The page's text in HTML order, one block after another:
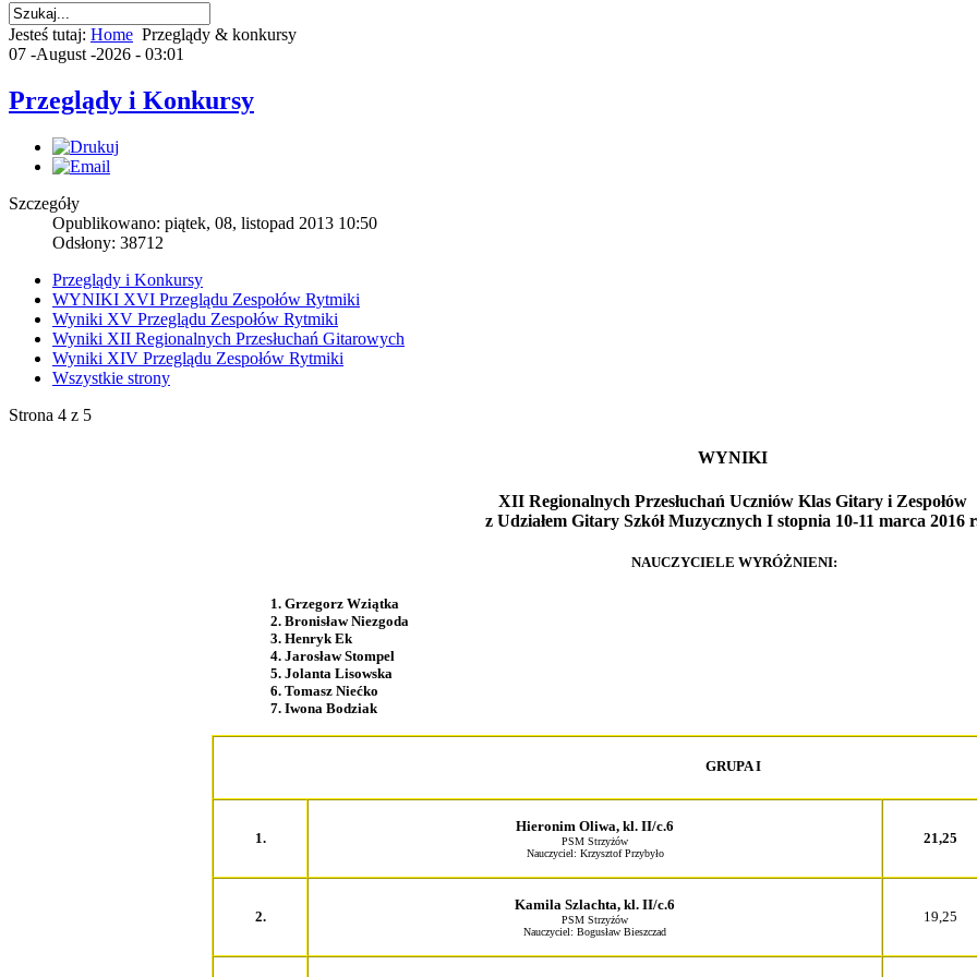
Jesteś tutaj: Home Przeglądy & konkursy
07 -August -2026 - 03:01
Przeglądy i Konkursy
Szczegóły
Opublikowano: piątek, 08, listopad 2013 10:50
Odsłony: 38712
Przeglądy i Konkursy
WYNIKI XVI Przeglądu Zespołów Rytmiki
Wyniki XV Przeglądu Zespołów Rytmiki
Wyniki XII Regionalnych Przesłuchań Gitarowych
Wyniki XIV Przeglądu Zespołów Rytmiki
Wszystkie strony
Strona 4 z 5
WYNIKI
XII Regionalnych Przesłuchań Uczniów Klas Gitary i Zespołów
z Udziałem Gitary Szkół Muzycznych I stopnia 10-11 marca 2016
NAUCZYCIELE WYRÓŻNIENI:
1. Grzegorz Wziątka
2. Bronisław Niezgoda
3. Henryk Ek
4. Jarosław Stompel
5. Jolanta Lisowska
6. Tomasz Niećko
7. Iwona Bodziak
GRUPA I
1.
Hieronim Oliwa, kl. II/c.6
PSM Strzyżów
Nauczyciel: Krzysztof Przybyło
21,25
2.
Kamila Szlachta, kl. II/c.6
PSM Strzyżów
Nauczyciel: Bogusław Bieszczad
19,25